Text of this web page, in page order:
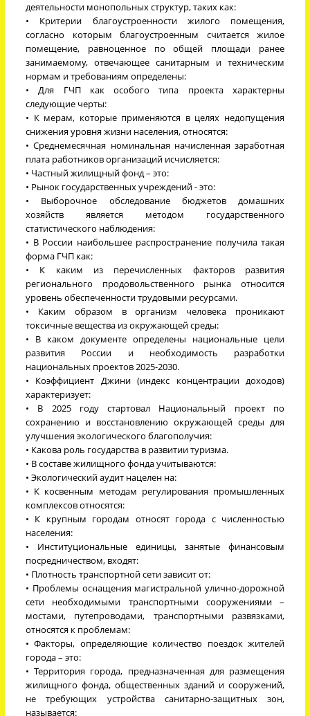
деятельности монопольных структур, таких как:
• Критерии благоустроенности жилого помещения,
согласно которым благоустроенным считается жилое
помещение, равноценное по общей площади ранее
занимаемому, отвечающее санитарным и техническим
нормам и требованиям определены:
• Для ГЧП как особого типа проекта характерны
следующие черты:
• К мерам, которые применяются в целях недопущения
снижения уровня жизни населения, относятся:
• Среднемесячная номинальная начисленная заработная
плата работников организаций исчисляется:
• Частный жилищный фонд – это:
• Рынок государственных учреждений - это:
• Выборочное обследование бюджетов домашних
хозяйств является методом государственного
статистического наблюдения:
• В России наибольшее распространение получила такая
форма ГЧП как:
• К каким из перечисленных факторов развития
регионального продовольственного рынка относится
уровень обеспеченности трудовыми ресурсами.
• Каким образом в организм человека проникают
токсичные вещества из окружающей среды:
• В каком документе определены национальные цели
развития России и необходимость разработки
национальных проектов 2025-2030.
• Коэффициент Джини (индекс концентрации доходов)
характеризует:
• В 2025 году стартовал Национальный проект по
сохранению и восстановлению окружающей среды для
улучшения экологического благополучия:
• Какова роль государства в развитии туризма.
• В составе жилищного фонда учитываются:
• Экологический аудит нацелен на:
• К косвенным методам регулирования промышленных
комплексов относятся:
• К крупным городам относят города с численностью
населения:
• Институциональные единицы, занятые финансовым
посредничеством, входят:
• Плотность транспортной сети зависит от:
• Проблемы оснащения магистральной улично-дорожной
сети необходимыми транспортными сооружениями –
мостами, путепроводами, транспортными развязками,
относятся к проблемам:
• Факторы, определяющие количество поездок жителей
города – это:
• Территория города, предназначенная для размещения
жилищного фонда, общественных зданий и сооружений,
не требующих устройства санитарно-защитных зон,
называется: